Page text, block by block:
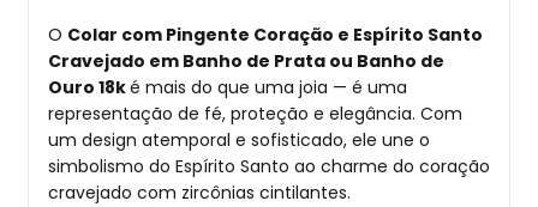
O Colar com Pingente Coração e Espírito Santo
Cravejado em Banho de Prata ou Banho de
Ouro 18ké mais do que uma joia — é uma
representação de fé, proteção e elegância. Com
um design atemporal e sofisticado, ele une o
simbolismo do Espírito Santo ao charme do coração
cravejado com zircônias cintilantes.